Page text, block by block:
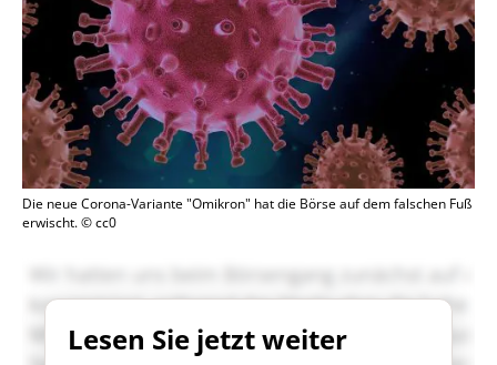
Die neue Corona-Variante "Omikron" hat die Börse auf dem falschen Fuß
erwischt. © cc0
Lesen Sie jetzt weiter